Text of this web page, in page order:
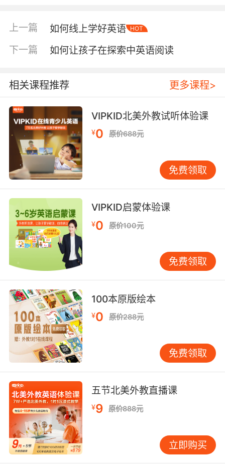
极。兴趣是最好的老师。创造多感官学习体验通
过多种感官接收信息，记忆效果会大大增强。教
孩子学英文歌，不能只停留在“听”和“唱”。视觉辅
助是好帮手。我曾教一个孩子学
来我制作了五只小鸭子卡片，每唱到
“onelittleduck”就抽走一张，他立刻就记住了。
家长在家也可以用简单图画或实物代表歌词关键
元素。加入动作和舞蹈是另一个秘诀。比如
《TheWheelsontheBus》，唱到
“roundandround”时转动手臂，
“swishswishswish”时模仿雨刷摆动。孩子们在
动中学，歌词自然记住。这种全身反应教学法符
合孩子好动的天性。触觉体验也很重要。对年龄
较小的孩子，可以让他们在唱歌时触摸相关物
品。唱《ISeeSomethingBlue》时，准备蓝色积
木、玩具车等，让孩子边唱边找，学习体验既深
刻又快乐。分步骤拆解学习过程“快速”学会不等
于“囫囵吞枣”。有策略地分步骤学习，才能真正
高效。第一步：建立熟悉感。先不急着跟唱，让
歌曲成为背景音乐。在车上、吃饭时、玩耍时播
放选定的歌曲，每天3-4次，每次10分钟左右，
连续一周。孩子会在无意识中熟悉旋律，并开始
不自觉地哼唱。第二步：理解歌词大意。不要逐
词翻译，用孩子能理解的方式解释歌曲内容。比
如《DoYouLikeBroccoli?》，可以简单说：“这首
歌在问你喜欢吃什么蔬菜呀，有西兰花、冰淇
淋……”配合图片或实物，帮助孩子将歌词与意义
联系起来。第三步：逐句跟读模仿。这是关键一
步。将歌曲分成小段，每段2-4句。先放原唱，
然后暂停，让孩子模仿。重点是发音和语调，而
非速度。可将难发音的单词单独练习，如
“broccoli”分解成“broc-co-li”慢慢练。第四步：
整合演唱。当每个小段掌握后，尝试连接起来，
并可加入动作增加趣味。不要追求完美，允许犯
上一篇 如何线上学好英语 HOT
下一篇 如何让孩子在探索中英语阅读
相关课程推荐 更多课程>
VIPKID北美外教试听体验课
¥0 原价688元
免费领取
VIPKID启蒙体验课
¥0 原价100元
免费领取
100本原版绘本
¥0 原价288元
免费领取
五节北美外教直播课
¥9 原价888元
立即购买